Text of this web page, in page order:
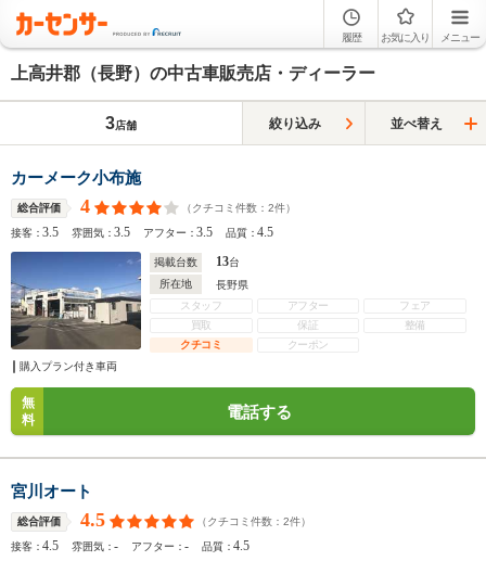
履歴 お気に入り メニュー
上高井郡（長野）の中古車販売店・ディーラー
3店舗 絞り込み 並べ替え
カーメーク小布施
総合評価 4 （クチコミ件数： 2件）
接客：3.5 雰囲気：3.5 アフター：3.5 品質：4.5
掲載台数 13台
所在地
長野県
スタッフ
アフター
フェア
買取
保証
整備
クチコミ
クーポン
購入プラン付き車両
無
料
電話する
宮川オート
総合評価 4.5 （クチコミ件数： 2件）
接客：4.5 雰囲気：- アフター：- 品質：4.5